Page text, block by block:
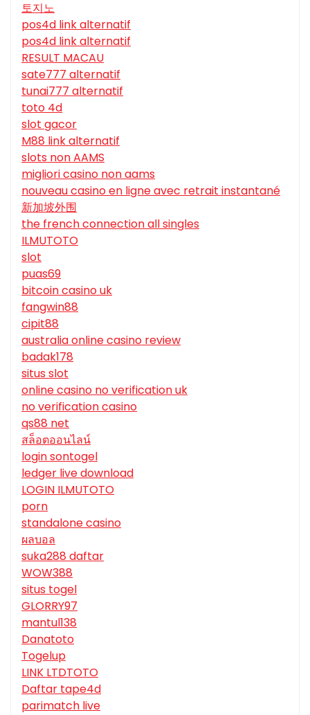
토지노
pos4d link alternatif
pos4d link alternatif
RESULT MACAU
sate777 alternatif
tunai777 alternatif
toto 4d
slot gacor
M88 link alternatif
slots non AAMS
migliori casino non aams
nouveau casino en ligne avec retrait instantané
新加坡外围
the french connection all singles
ILMUTOTO
slot
puas69
bitcoin casino uk
fangwin88
cipit88
australia online casino review
badak178
situs slot
online casino no verification uk
no verification casino
qs88 net
สล็อตออนไลน์
login sontogel
ledger live download
LOGIN ILMUTOTO
porn
standalone casino
ผลบอล
suka288 daftar
WOW388
situs togel
GLORRY97
mantul138
Danatoto
Togelup
LINK LTDTOTO
Daftar tape4d
parimatch live